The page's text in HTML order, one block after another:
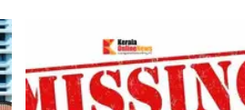
പുറത്തിറക്കി ഉന്നത വിദ്യാഭ്യാസ
വകുപ്പ്